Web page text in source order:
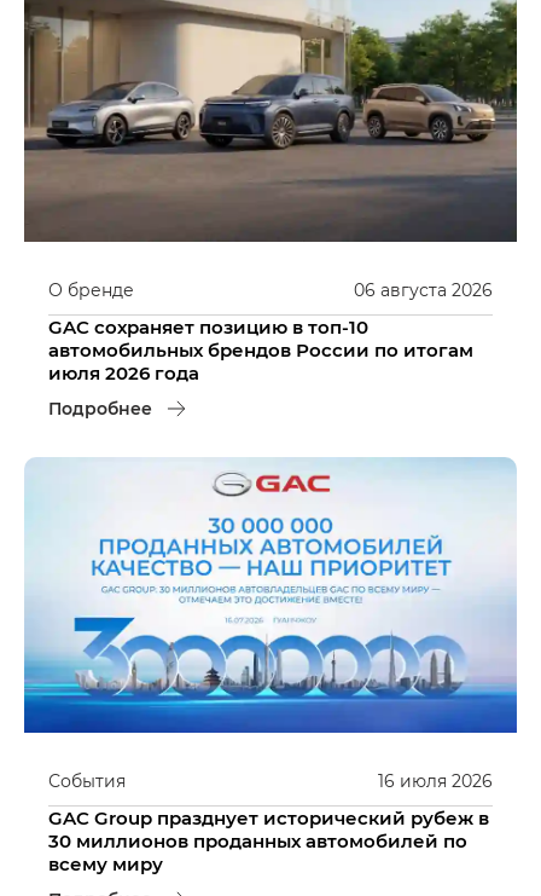
06 августа 2026
О бренде
GAC сохраняет позицию в топ-10
автомобильных брендов России по итогам
июля 2026 года
Подробнее
16 июля 2026
События
GAC Group празднует исторический рубеж в
30 миллионов проданных автомобилей по
всему миру